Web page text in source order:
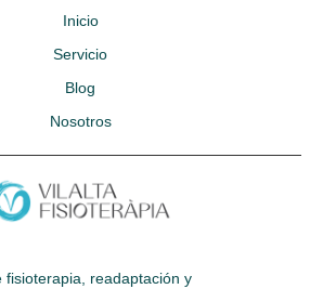
fisioterapia, readaptación y
Inicio
Servicio
Blog
Nosotros